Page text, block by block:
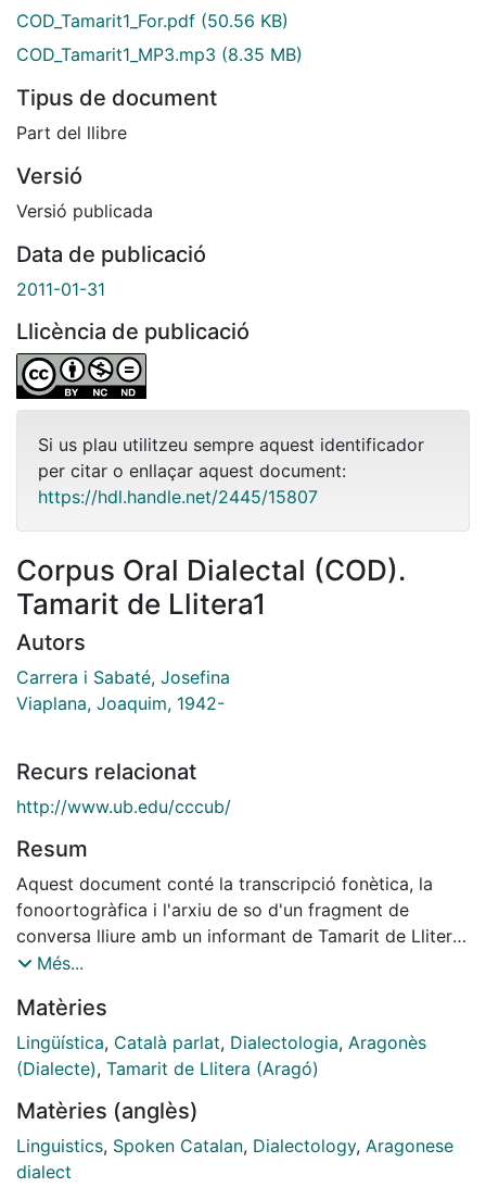
COD_Tamarit1_For.pdf (50.56 KB)
COD_Tamarit1_MP3.mp3 (8.35 MB)
Tipus de document
Part del llibre
Versió
Versió publicada
Data de publicació
2011-01-31
Llicència de publicació
Si us plau utilitzeu sempre aquest identificador
per citar o enllaçar aquest document:
https://hdl.handle.net/2445/15807
Corpus Oral Dialectal (COD).
Tamarit de Llitera1
Autors
Carrera i Sabaté, Josefina
Viaplana, Joaquim, 1942-
Recurs relacionat
http://www.ub.edu/cccub/
Resum
Aquest document conté la transcripció fonètica, la
fonoortogràfica i l'arxiu de so d'un fragment de
conversa lliure amb un informant de Tamarit de Llitera
que forma part del Corpus Oral Dialectal (COD). El
Contemporani de la Universitat de Barcelona
(CCCUB), un arxiu de corpus de llengua catalana oral
contemporània que ha estat confegit pel grup de
finalitat de contribuir a l'estudi de la variació dialectal,
social i funcional en la llengua catalana. Aquest i altres
materials del CCCUB són accessibles directament al
Més...
Matèries
Lingüística, Català parlat, Dialectologia, Aragonès
(Dialecte), Tamarit de Llitera (Aragó)
Matèries (anglès)
Linguistics, Spoken Catalan, Dialectology, Aragonese
dialect